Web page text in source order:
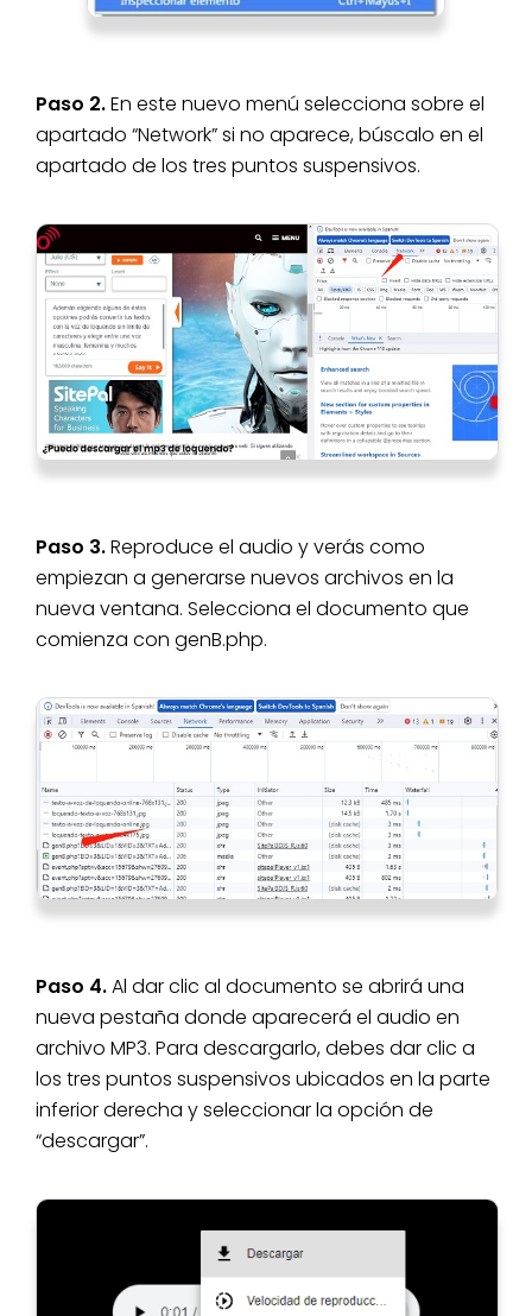
Paso 2.En este nuevo menú selecciona sobre el
apartado “Network” si no aparece, búscalo en el
apartado de los tres puntos suspensivos.
Paso 3.Reproduce el audio y verás como
empiezan a generarse nuevos archivos en la
nueva ventana. Selecciona el documento que
comienza con genB.php.
Paso 4.Al dar clic al documento se abrirá una
nueva pestaña donde aparecerá el audio en
archivo MP3. Para descargarlo, debes dar clic a
los tres puntos suspensivos ubicados en la parte
inferior derecha y seleccionar la opción de
“descargar”.